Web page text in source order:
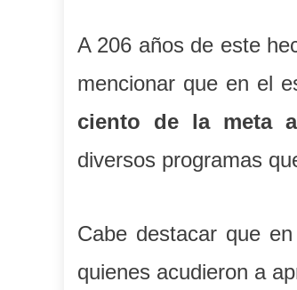
A 206 años de este
mencionar que en el
ciento de la meta
diversos programas
Cabe destacar que
quienes acudieron a